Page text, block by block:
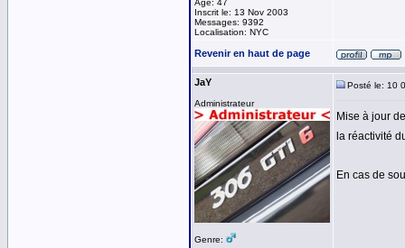
Age: 47
Inscrit le: 13 Nov 2003
Messages: 9392
Localisation: NYC
Revenir en haut de page
JaY
Administrateur
Genre:
Posté le: 10
Mise à jour
la réactivité
En cas de